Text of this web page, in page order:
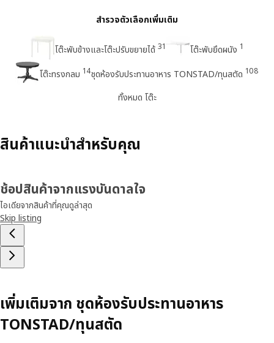
สำรวจตัวเลือกเพิ่มเติม
โต๊ะพับข้างและโต๊ะปรับขยายได้ 31 โต๊ะพับยึดผนัง 1
โต๊ะทรงกลม 14ชุดห้องรับประทานอาหาร TONSTAD/ทุนสตัด 108
ทั้งหมด โต๊ะ
สินค้าแนะนำสำหรับคุณ
ช้อปสินค้าจากแรงบันดาลใจ
ไอเดียจากสินค้าที่คุณดูล่าสุด
Skip listing
เพิ่มเติมจาก ชุดห้องรับประทานอาหาร
TONSTAD/ทุนสตัด